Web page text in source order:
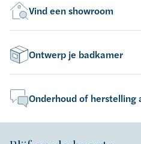
Vind een showroom
Ontwerp je badkamer
Onderhoud of herstelling